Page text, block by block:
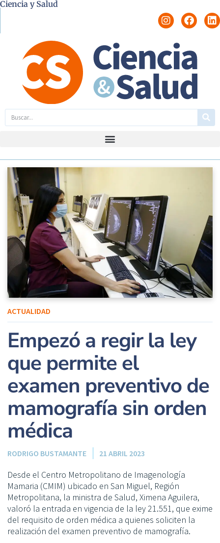
Ciencia y Salud
ACTUALIDAD
Empezó a regir la ley
que permite el
examen preventivo de
mamografía sin orden
médica
RODRIGO BUSTAMANTE 21 ABRIL 2023
Desde el Centro Metropolitano de Imagenología
Mamaria (CMIM) ubicado en San Miguel, Región
Metropolitana, la ministra de Salud, Ximena Aguilera,
valoró la entrada en vigencia de la ley 21.551, que exime
del requisito de orden médica a quienes soliciten la
realización del examen preventivo de mamografía.